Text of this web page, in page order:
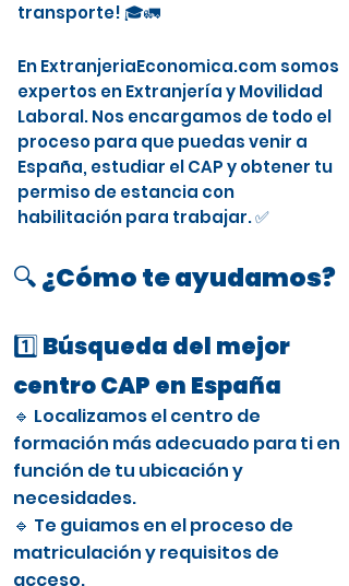
transporte! 🎓🚛
En ExtranjeriaEconomica.com somos
expertos en Extranjería y Movilidad
Laboral. Nos encargamos de todo el
proceso para que puedas venir a
España, estudiar el CAP y obtener tu
permiso de estancia con
habilitación para trabajar. ✅
🔍 ¿Cómo te ayudamos?
1️⃣ Búsqueda del mejor
centro CAP en España
🔹 Localizamos el centro de
formación más adecuado para ti en
función de tu ubicación y
necesidades.
🔹 Te guiamos en el proceso de
matriculación y requisitos de
acceso.